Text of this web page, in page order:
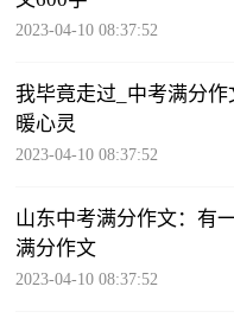
2023-04-10 08:37:52
我毕竟走过_中考满分
暖心灵
2023-04-10 08:37:52
山东中考满分作文：有
满分作文
2023-04-10 08:37:52